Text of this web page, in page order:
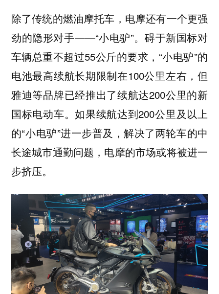
除了传统的燃油摩托车，电摩还有一个更强
劲的隐形对手——“小电驴”。碍于新国标对
车辆总重不超过55公斤的要求，“小电驴”的
电池最高续航长期限制在100公里左右，但
雅迪等品牌已经推出了续航达200公里的新
国标电动车。如果续航达到200公里及以上
的“小电驴”进一步普及，解决了两轮车的中
长途城市通勤问题，电摩的市场或将被进一
步挤压。